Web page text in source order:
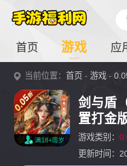
首页 游戏 应
当前位置：首页 -游戏 -
满18+周岁
剑与盾
置打金版
游戏类别：
更新时间：